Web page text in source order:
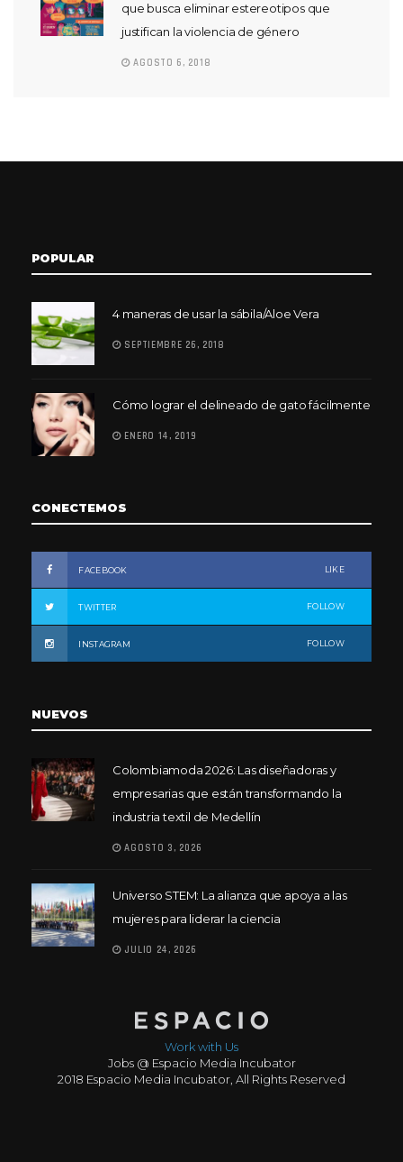
que busca eliminar estereotipos que
justifican la violencia de género
AGOSTO 6, 2018
POPULAR
4 maneras de usar la sábila/Aloe Vera
SEPTIEMBRE 26, 2018
Cómo lograr el delineado de gato fácilmente
ENERO 14, 2019
CONECTEMOS
FACEBOOK LIKE
TWITTER FOLLOW
INSTAGRAM FOLLOW
NUEVOS
Colombiamoda 2026: Las diseñadoras y
empresarias que están transformando la
industria textil de Medellín
AGOSTO 3, 2026
Universo STEM: La alianza que apoya a las
mujeres para liderar la ciencia
JULIO 24, 2026
Work with Us
Jobs @ Espacio Media Incubator
2018 Espacio Media Incubator, All Rights Reserved